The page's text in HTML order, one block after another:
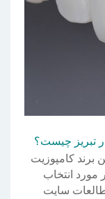
تبریز چیست؟
برند کامپوزیت
مورد انتخاب
سایت